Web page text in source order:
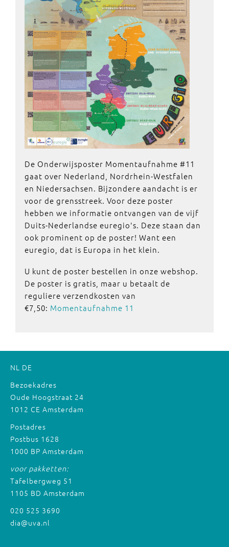
De Onderwijsposter Momentaufnahme #11
gaat over Nederland, Nordrhein-Westfalen
en Niedersachsen. Bijzondere aandacht is er
voor de grensstreek. Voor deze poster
hebben we informatie ontvangen van de vijf
Duits-Nederlandse euregio's. Deze staan dan
ook prominent op de poster! Want een
euregio, dat is Europa in het klein.
U kunt de poster bestellen in onze webshop.
De poster is gratis, maar u betaalt de
reguliere verzendkosten van
€7,50: Momentaufnahme 11
NL DE
Bezoekadres
Oude Hoogstraat 24
1012 CE Amsterdam
Postadres
Postbus 1628
1000 BP Amsterdam
voor pakketten:
Tafelbergweg 51
1105 BD Amsterdam
020 525 3690
dia@uva.nl